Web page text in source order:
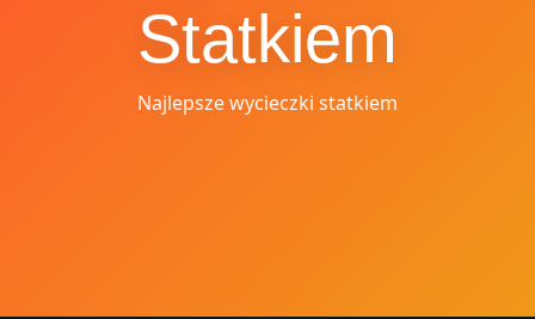
Statkiem
Najlepsze wycieczki statkiem